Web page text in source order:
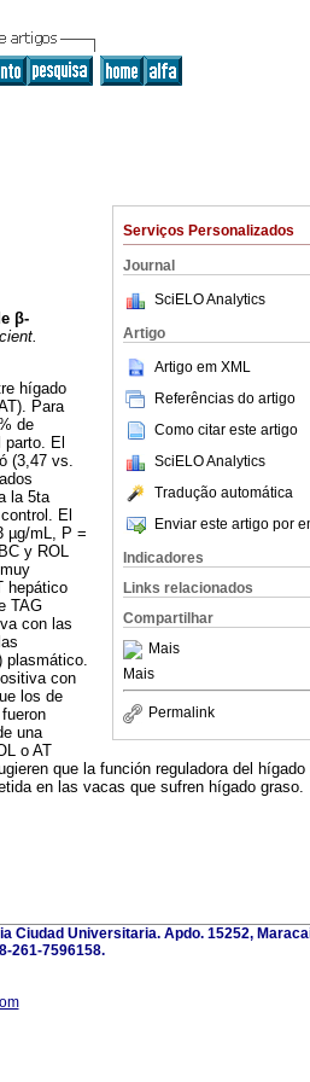
Serviços Personalizados
Journal
SciELO Analytics
Artigo
Artigo em XML
Referências do artigo
Como citar este artigo
SciELO Analytics
Tradução automática
Enviar este artigo por
Indicadores
Links relacionados
Compartilhar
Mais
Mais
Permalink
β-
hígado
Para
de
El
(3,47 vs.
la 5ta
El
µg/mL, P =
y ROL
hepático
TAG
con las
plasmático.
con
los de
una
o AT
que la función reguladora del hígado
en las vacas que sufren hígado graso.
Ciudad Universitaria. Apdo. 15252,
261-7596158.